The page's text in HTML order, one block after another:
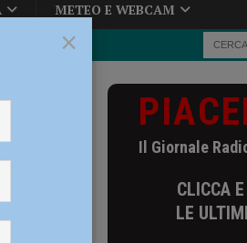
METEO E WEBCAM
il PNRR
Il Giornale
CLICCA
LE
×